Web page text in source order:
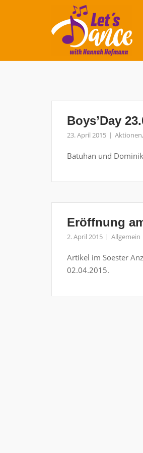
Boys’Day
23. April 2015 Aktionen,
Batuhan und Dominik
Eröffnung
2. April 2015 Allgemein
Artikel im Soester
02.04.2015.